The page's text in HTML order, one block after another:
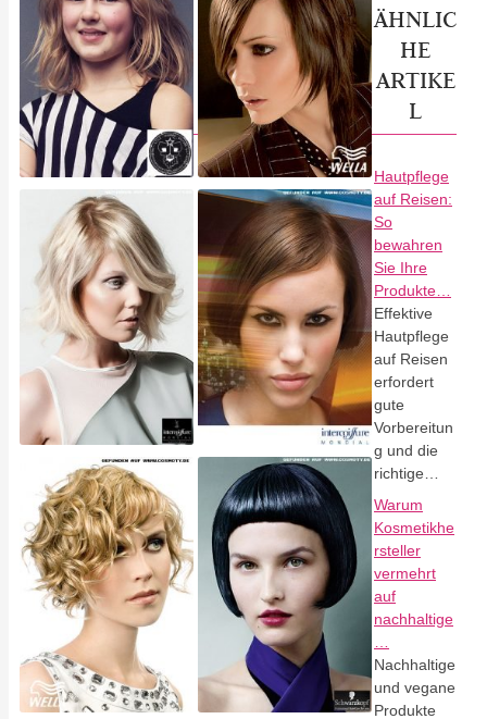
ÄHNLIC
HE
ARTIKE
L
Hautpflege
auf Reisen:
So
bewahren
Sie Ihre
Produkte…
Effektive
Hautpflege
auf Reisen
erfordert
gute
Vorbereitun
g und die
richtige…
Warum
Kosmetikhe
rsteller
vermehrt
auf
nachhaltige
Nachhaltige
und vegane
Produkte